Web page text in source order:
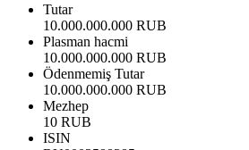
Tutar
10.000.000.000 RUB
Plasman hacmi
10.000.000.000 RUB
Ödenmemiş Tutar
10.000.000.000 RUB
Mezhep
10 RUB
ISIN